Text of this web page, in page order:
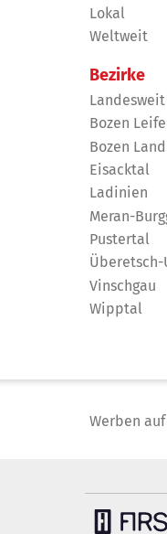
Lokal
Weltweit
Bezirke
Landesweit
Bozen
Bozen Land
Eisacktal
Ladinien
Meran-
Pustertal
Vinschgau
Wipptal
Werben auf